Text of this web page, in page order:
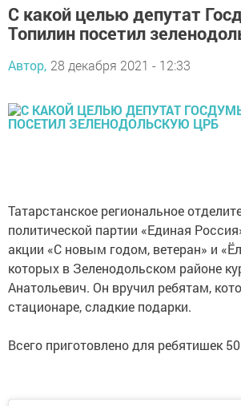
С какой целью депутат
Топилин посетил
Автор, 28 декабря 2021 - 12:33
Татарстанское региональное
политической партии «Единая
акции «С новым годом, ветеран» и
которых в Зеленодольском районе
Анатольевич. Он вручил ребятам,
стационаре, сладкие подарки.
Всего приготовлено для ребятишек